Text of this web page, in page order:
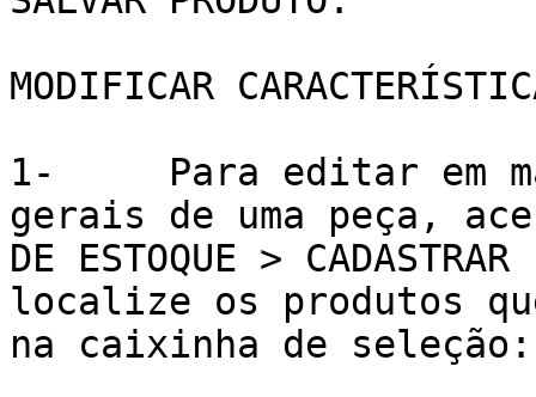
MODIFICAR
1-     Para editar em
gerais de uma peça,
DE ESTOQUE >
localize os produtos
na caixinha de seleção: